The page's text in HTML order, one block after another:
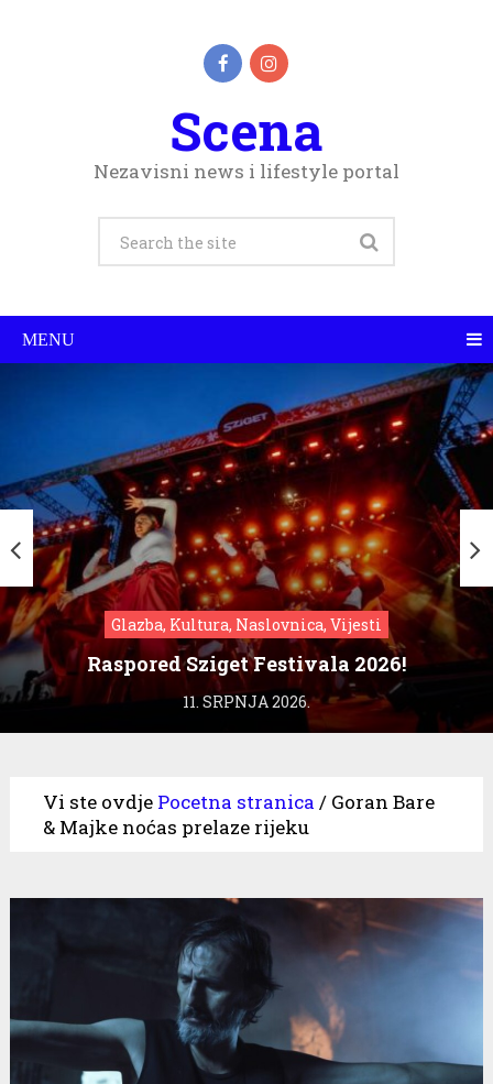
Scena
Nezavisni news i lifestyle portal
MENU
Glazba, Kultura, Naslovnica, Vijesti
Raspored Sziget Festivala 2026!
11. SRPNJA 2026.
Vi ste ovdje Pocetna stranica / Goran Bare
& Majke noćas prelaze rijeku